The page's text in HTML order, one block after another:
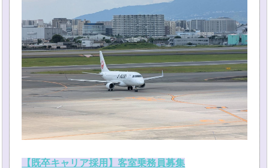
【既卒キャリア採用】客室乗務員募集